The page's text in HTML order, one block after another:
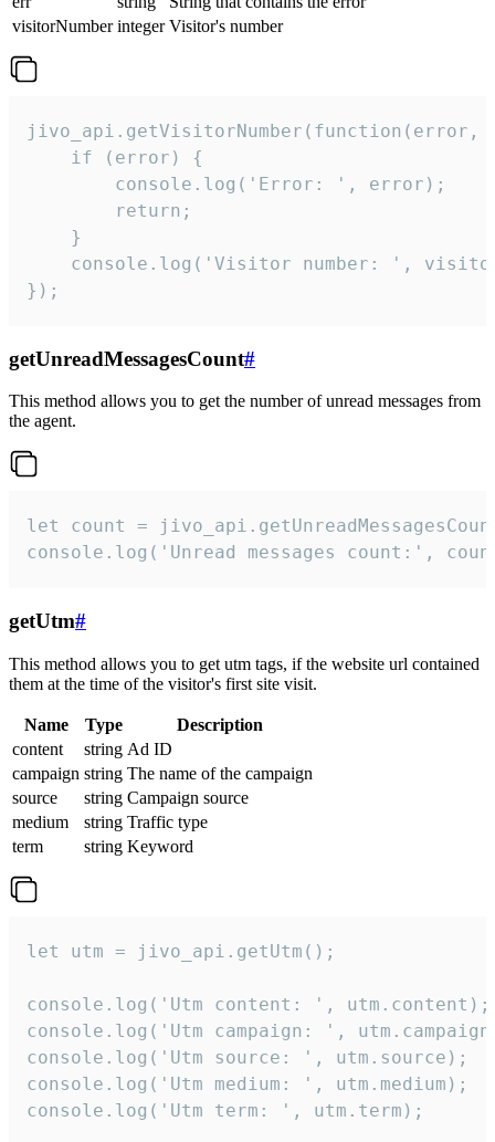
visitorNumber integer Visitor's number
jivo_api.getVisitorNumber(function(error,
    if (error) {
        console.log('Error: ', error);
        return;
    }
console.log('Visitor number: ',
});
getUnreadMessagesCount#
This method allows you to get the number of unread messages from
the agent.
let count =
console.log('Unread messages count:',
getUtm#
This method allows you to get utm tags, if the website url contained
them at the time of the visitor's first site visit.
Name Type
Description
content
string Ad ID
campaign string The name of the campaign
source
string Campaign source
medium
string Traffic type
term
string Keyword
let utm = jivo_api.getUtm();
console.log('Utm content: ', utm.content);
console.log('Utm campaign: ',
console.log('Utm source: ', utm.source);
console.log('Utm medium: ', utm.medium);
console.log('Utm term: ', utm.term);